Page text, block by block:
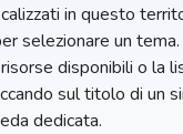
in questo
selezionare un
disponibili o la
sul titolo di un
dedicata.